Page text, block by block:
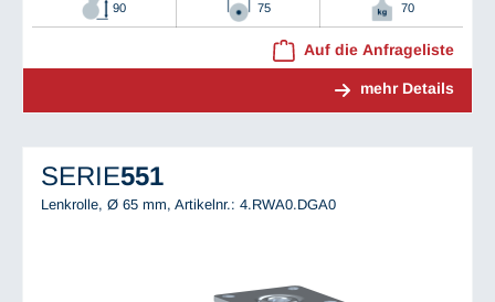
90 75 70
Auf die Anfrageliste
mehr Details
SERIE551
Lenkrolle, Ø 65 mm, Artikelnr.: 4.RWA0.DGA0